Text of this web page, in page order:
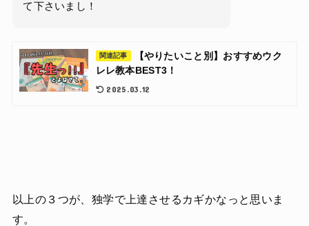
て下さいまし！
関連記事
【やりたいこと別】おすすめウク
レレ教本BEST3！
2025.03.12
以上の３つが、独学で上達させるカギかなっと思いま
す。